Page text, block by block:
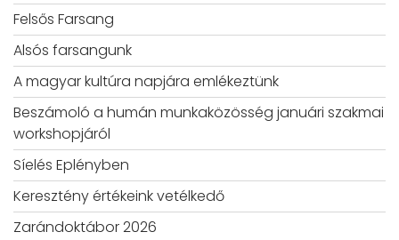
Felsős Farsang
Alsós farsangunk
A magyar kultúra napjára emlékeztünk
Beszámoló a humán munkaközösség januári szakmai
workshopjáról
Síelés Eplényben
Keresztény értékeink vetélkedő
Zarándoktábor 2026